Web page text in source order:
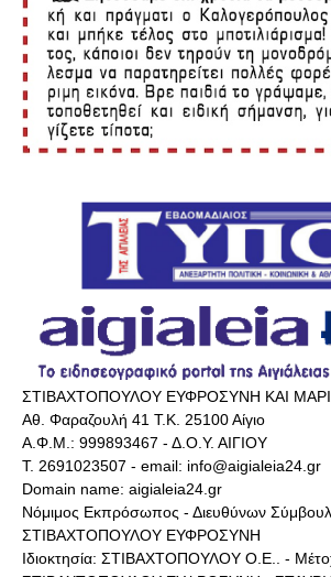
ΣΤΙΒΑΧΤΟΠΟΥΛΟΥ ΕΥΦΡΟΣΥΝΗ ΚΑΙ
Αθ. Φαραζουλή 41 Τ.Κ. 25100 Αίγιο
Α.Φ.Μ.: 999893467 - Δ.Ο.Υ. ΑΙΓΙΟΥ
Τ. 2691023507 - email: info@aigialeia24.gr
Domain name: aigialeia24.gr
Νόμιμος Εκπρόσωπος - Διευθύνων
ΣΤΙΒΑΧΤΟΠΟΥΛΟΥ ΕΥΦΡΟΣΥΝΗ
Ιδιοκτησία: ΣΤΙΒΑΧΤΟΠΟΥΛΟΥ Ο.Ε.. -